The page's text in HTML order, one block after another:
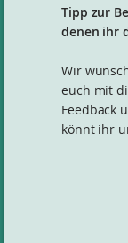
Tipp zur
denen ihr
Wir
euch mit
Feedback
könnt ihr